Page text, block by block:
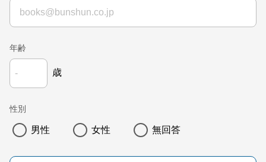
年齢
歳
性別
男性 女性 無回答